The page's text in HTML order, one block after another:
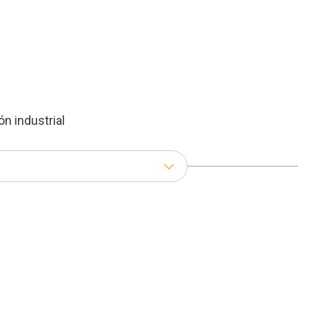
industrial